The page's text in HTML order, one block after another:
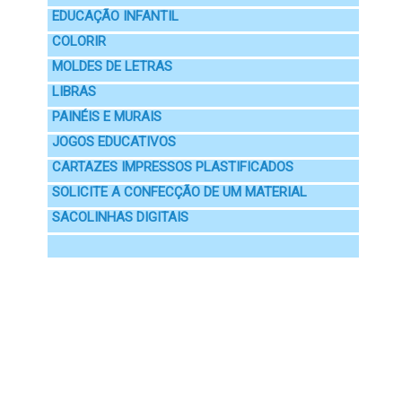
EDUCAÇÃO INFANTIL
COLORIR
MOLDES DE LETRAS
LIBRAS
PAINÉIS E MURAIS
JOGOS EDUCATIVOS
CARTAZES IMPRESSOS PLASTIFICADOS
SOLICITE A CONFECÇÃO DE UM MATERIAL
SACOLINHAS DIGITAIS